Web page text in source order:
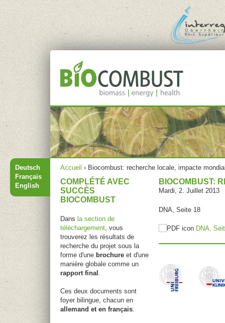
Jump to navigation
Vous êtes ici
Accueil › Biocombust: recherche locale, impacte
BIOCOMBUST:
Mardi, 2. Juillet 2013
DNA, Seite 18
DNA,
COMPLÉTÉ AVEC
SUCCÈS
BIOCOMBUST
Dans la section de
téléchargement , vous
trouverez les résultats de
recherche du projet sous la
forme d'une brochure et d'une
manière globale comme un
rapport final
Ces deux documents sont
foyer bilingue, chacun en
allemand et en français
Deutsch
Français
English